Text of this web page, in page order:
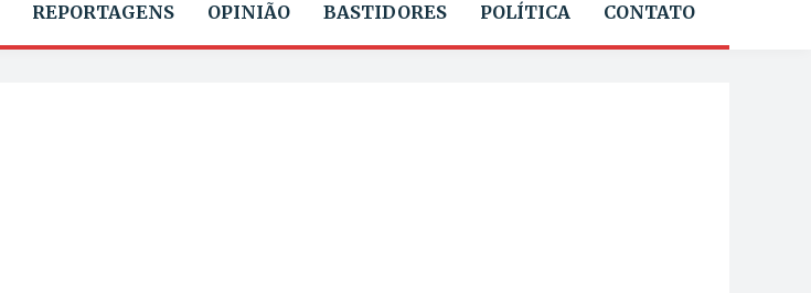
REPORTAGENS OPINIÃO BASTIDORES POLÍTICA CONTATO